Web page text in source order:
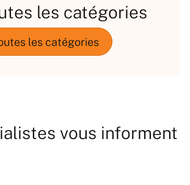
les catégories
vous informent